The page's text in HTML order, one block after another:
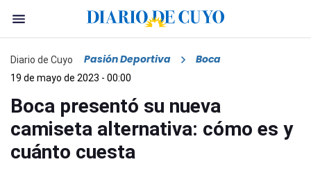
Diario de Cuyo Pasión Deportiva Boca
19 de mayo de 2023 - 00:00
Boca presentó su nueva
camiseta alternativa: cómo es y
cuánto cuesta